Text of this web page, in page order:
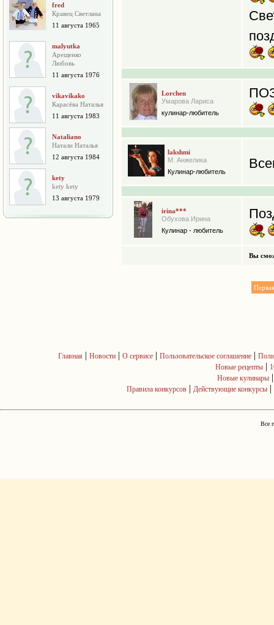
fred
Кравец Светлана
11 августа 1965
malyutka
Арещенко
Любовь
11 августа 1976
vikavikako
Карасёва Наталья
11 августа 1983
Nataliano
Натали Наталья
12 августа 1984
kety
kety kety
13 августа 1979
Lorchen
Умарова Лариса
кулинар-любитель
lakshmi
М. Анжелика
Кулинар-любитель
irina***
Обухова Ирина
Кулинар - любитель
Вы
Первая
Главная | Новости| О сервисе| Пользовательское соглашение|
Новые рецепты |
Новые кулинары
Правила конкурсов | Действующие конкурсы |
Все